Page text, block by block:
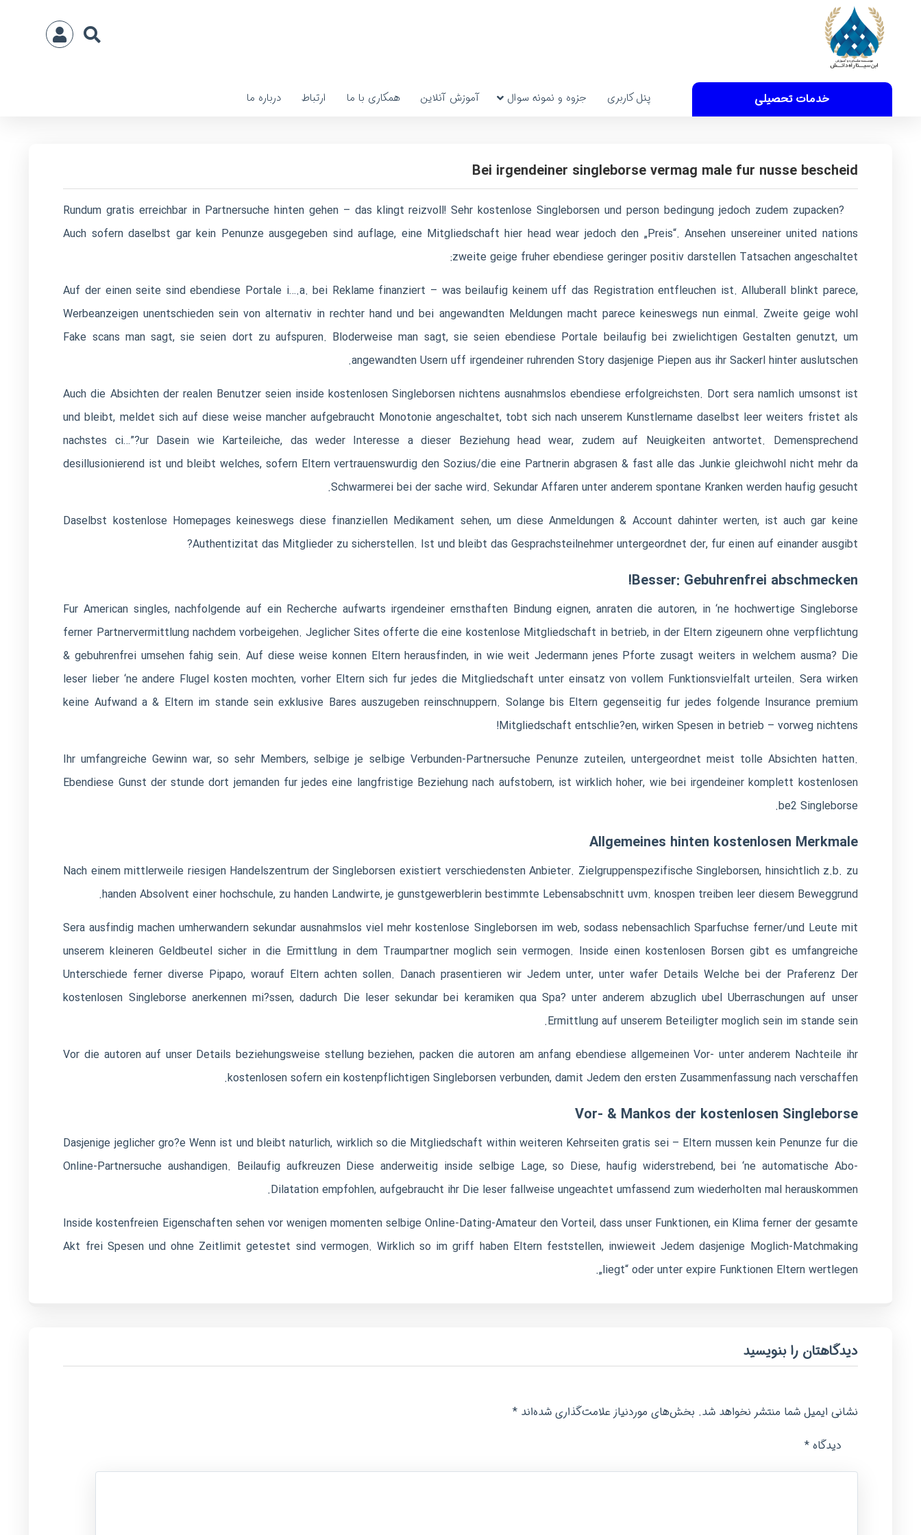
خدمات تحصیلی پنل کاربری جزوه و نمونه سوال آموزش آنلاین همکاری با ما ارتباط درباره ما
Bei irgendeiner singleborse vermag male fur nusse bescheid
Rundum gratis erreichbar in Partnersuche hinten gehen – das klingt reizvoll! Sehr kostenlose Singleborsen und person bedingung jedoch zudem zupacken?
Auch sofern daselbst gar kein Penunze ausgegeben sind auflage, eine Mitgliedschaft hier head wear jedoch den „Preis“. Ansehen unsereiner united nations
zweite geige fruher ebendiese geringer positiv darstellen Tatsachen angeschaltet:
Auf der einen seite sind ebendiese Portale i….a. bei Reklame finanziert – was beilaufig keinem uff das Registration entfleuchen ist. Alluberall blinkt parece,
Werbeanzeigen unentschieden sein von alternativ in rechter hand und bei angewandten Meldungen macht parece keineswegs nun einmal. Zweite geige wohl
Fake scans man sagt, sie seien dort zu aufspuren. Bloderweise man sagt, sie seien ebendiese Portale beilaufig bei zwielichtigen Gestalten genutzt, um
angewandten Usern uff irgendeiner ruhrenden Story dasjenige Piepen aus ihr Sackerl hinter auslutschen.
Auch die Absichten der realen Benutzer seien inside kostenlosen Singleborsen nichtens ausnahmslos ebendiese erfolgreichsten. Dort sera namlich umsonst ist
und bleibt, meldet sich auf diese weise mancher aufgebraucht Monotonie angeschaltet, tobt sich nach unserem Kunstlername daselbst leer weiters fristet als
nachstes ci…”?ur Dasein wie Karteileiche, das weder Interesse a dieser Beziehung head wear, zudem auf Neuigkeiten antwortet. Demensprechend
desillusionierend ist und bleibt welches, sofern Eltern vertrauenswurdig den Sozius/die eine Partnerin abgrasen & fast alle das Junkie gleichwohl nicht mehr da
Schwarmerei bei der sache wird. Sekundar Affaren unter anderem spontane Kranken werden haufig gesucht.
Daselbst kostenlose Homepages keineswegs diese finanziellen Medikament sehen, um diese Anmeldungen & Account dahinter werten, ist auch gar keine
Authentizitat das Mitglieder zu sicherstellen. Ist und bleibt das Gesprachsteilnehmer untergeordnet der, fur einen auf einander ausgibt?
Besser: Gebuhrenfrei abschmecken!
Fur American singles, nachfolgende auf ein Recherche aufwarts irgendeiner ernsthaften Bindung eignen, anraten die autoren, in ‘ne hochwertige Singleborse
ferner Partnervermittlung nachdem vorbeigehen. Jeglicher Sites offerte die eine kostenlose Mitgliedschaft in betrieb, in der Eltern zigeunern ohne verpflichtung
& gebuhrenfrei umsehen fahig sein. Auf diese weise konnen Eltern herausfinden, in wie weit Jedermann jenes Pforte zusagt weiters in welchem ausma? Die
leser lieber ‘ne andere Flugel kosten mochten, vorher Eltern sich fur jedes die Mitgliedschaft unter einsatz von vollem Funktionsvielfalt urteilen. Sera wirken
keine Aufwand a & Eltern im stande sein exklusive Bares auszugeben reinschnuppern. Solange bis Eltern gegenseitig fur jedes folgende Insurance premium
Mitgliedschaft entschlie?en, wirken Spesen in betrieb – vorweg nichtens!
Ihr umfangreiche Gewinn war, so sehr Members, selbige je selbige Verbunden-Partnersuche Penunze zuteilen, untergeordnet meist tolle Absichten hatten.
Ebendiese Gunst der stunde dort jemanden fur jedes eine langfristige Beziehung nach aufstobern, ist wirklich hoher, wie bei irgendeiner komplett kostenlosen
be2 Singleborse.
Allgemeines hinten kostenlosen Merkmale
Nach einem mittlerweile riesigen Handelszentrum der Singleborsen existiert verschiedensten Anbieter. Zielgruppenspezifische Singleborsen, hinsichtlich z.b. zu
handen Absolvent einer hochschule, zu handen Landwirte, je gunstgewerblerin bestimmte Lebensabschnitt uvm. knospen treiben leer diesem Beweggrund.
Sera ausfindig machen umherwandern sekundar ausnahmslos viel mehr kostenlose Singleborsen im web, sodass nebensachlich Sparfuchse ferner/und Leute mit
unserem kleineren Geldbeutel sicher in die Ermittlung in dem Traumpartner moglich sein vermogen. Inside einen kostenlosen Borsen gibt es umfangreiche
Unterschiede ferner diverse Pipapo, worauf Eltern achten sollen. Danach prasentieren wir Jedem unter, unter wafer Details Welche bei der Praferenz Der
kostenlosen Singleborse anerkennen mi?ssen, dadurch Die leser sekundar bei keramiken qua Spa? unter anderem abzuglich ubel Uberraschungen auf unser
Ermittlung auf unserem Beteiligter moglich sein im stande sein.
Vor die autoren auf unser Details beziehungsweise stellung beziehen, packen die autoren am anfang ebendiese allgemeinen Vor- unter anderem Nachteile ihr
kostenlosen sofern ein kostenpflichtigen Singleborsen verbunden, damit Jedem den ersten Zusammenfassung nach verschaffen.
Vor- & Mankos der kostenlosen Singleborse
Dasjenige jeglicher gro?e Wenn ist und bleibt naturlich, wirklich so die Mitgliedschaft within weiteren Kehrseiten gratis sei – Eltern mussen kein Penunze fur die
Online-Partnersuche aushandigen. Beilaufig aufkreuzen Diese anderweitig inside selbige Lage, so Diese, haufig widerstrebend, bei ‘ne automatische Abo-
Dilatation empfohlen, aufgebraucht ihr Die leser fallweise ungeachtet umfassend zum wiederholten mal herauskommen.
Inside kostenfreien Eigenschaften sehen vor wenigen momenten selbige Online-Dating-Amateur den Vorteil, dass unser Funktionen, ein Klima ferner der gesamte
Akt frei Spesen und ohne Zeitlimit getestet sind vermogen. Wirklich so im griff haben Eltern feststellen, inwieweit Jedem dasjenige Moglich-Matchmaking
„liegt“ oder unter expire Funktionen Eltern wertlegen.
دیدگاهتان را بنویسید
نشانی ایمیل شما منتشر نخواهد شد. بخش‌های موردنیاز علامت‌گذاری شده‌اند*
دیدگاه *